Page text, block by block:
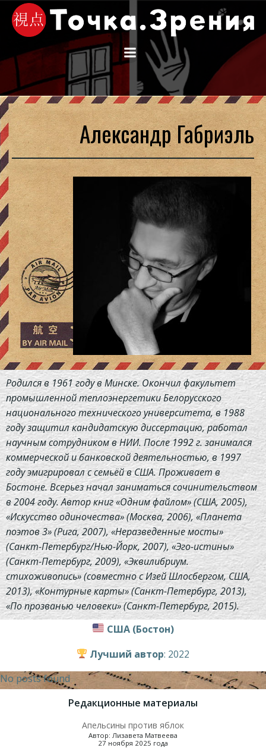
Перейти
к
содержимому
Александр Габриэль
Родился в 1961 году в Минске. Окончил факультет
промышленной теплоэнергетики Белорусского
национального технического университета, в 1988
году защитил кандидатскую диссертацию, работал
научным сотрудником в НИИ. После 1992 г. занимался
коммерческой и банковской деятельностью, в 1997
году эмигрировал с семьёй в США. Проживает в
Бостоне. Всерьез начал заниматься сочинительством
в 2004 году. Автор книг «Одним файлом» (США, 2005),
«Искусство одиночества» (Москва, 2006), «Планета
поэтов 3» (Рига, 2007), «Неразведенные мосты»
(Санкт-Петербург/Нью-Йорк, 2007), «Эго-истины»
(Санкт-Петербург, 2009), «Эквилибриум.
стихоживопись» (совместно с Изей Шлосбергом, США,
2013), «Контурные карты» (Санкт-Петербург, 2013),
«По прозванью человеки» (Санкт-Петербург, 2015).
США (Бостон)
Лучший автор: 2022
No posts found
Редакционные материалы
Апельсины против яблок
Автор: Лизавета Матвеева
27 ноября 2025 года